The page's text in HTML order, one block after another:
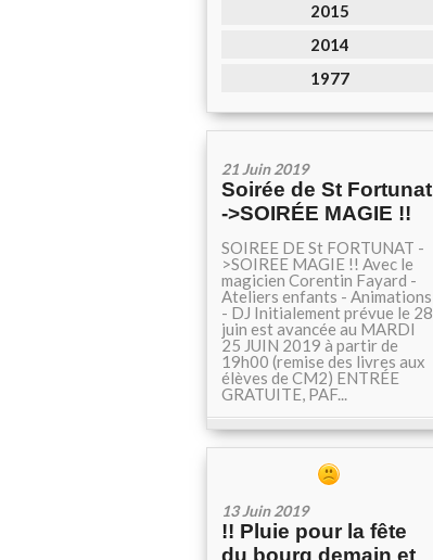
2015
2014
1977
21 Juin 2019
Soirée de St Fortunat
->SOIRÉE MAGIE !!
SOIREE DE St FORTUNAT -
>SOIREE MAGIE !! Avec le
magicien Corentin Fayard -
Ateliers enfants - Animations
- DJ Initialement prévue le 28
juin est avancée au MARDI
25 JUIN 2019 à partir de
19h00 (remise des livres aux
élèves de CM2) ENTRÉE
GRATUITE, PAF...
13 Juin 2019
!! Pluie pour la fête
du bourg demain et